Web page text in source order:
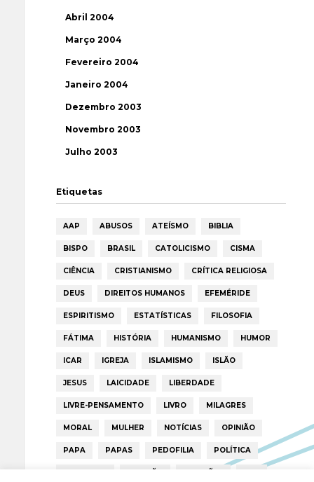
Abril 2004
Março 2004
Fevereiro 2004
Janeiro 2004
Dezembro 2003
Novembro 2003
Julho 2003
Etiquetas
AAP ABUSOS ATEÍSMO BIBLIA
BISPO BRASIL CATOLICISMO CISMA
CIÊNCIA CRISTIANISMO CRÍTICA RELIGIOSA
DEUS DIREITOS HUMANOS EFEMÉRIDE
ESPIRITISMO ESTATÍSTICAS FILOSOFIA
FÁTIMA HISTÓRIA HUMANISMO HUMOR
ICAR IGREJA ISLAMISMO ISLÃO
JESUS LAICIDADE LIBERDADE
LIVRE-PENSAMENTO LIVRO MILAGRES
MORAL MULHER NOTÍCIAS OPINIÃO
PAPA PAPAS PEDOFILIA POLÍTICA
PORTUGAL RELIGIÃO RELIGIÕES RTP